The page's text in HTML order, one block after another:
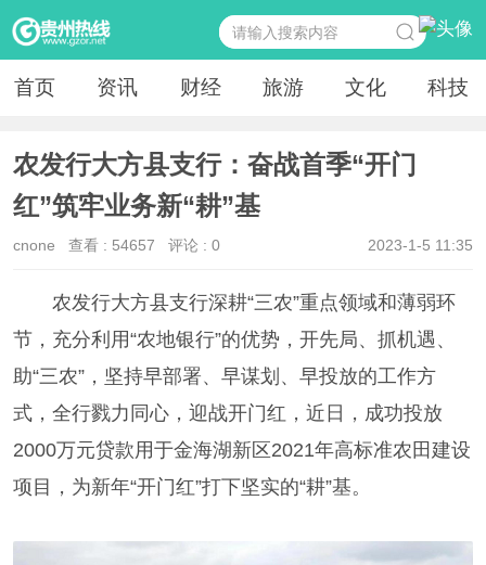
首页 资讯 财经 旅游 文化 科技
农发行大方县支行：奋战首季“开门
红”筑牢业务新“耕”基
2023-1-5 11:35
cnone 查看 : 54657 评论 : 0
农发行大方县支行深耕“三农”重点领域和薄弱环
节，充分利用“农地银行”的优势，开先局、抓机遇、
助“三农”，坚持早部署、早谋划、早投放的工作方
式，全行戮力同心，迎战开门红，近日，成功投放
2000万元贷款用于金海湖新区2021年高标准农田建设
项目，为新年“开门红”打下坚实的“耕”基。